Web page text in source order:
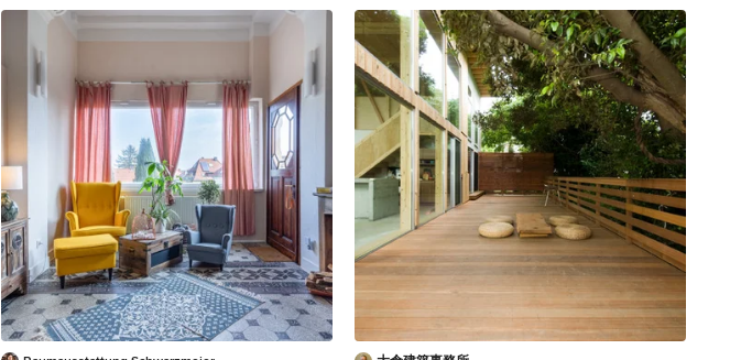
ventanas enrasadas en el exterior de fachada, pero
empleando materiales y sistemas contemporáneos
como la hoja oculta de aluminio, la plegable (ambas de
Cortizo) o la pérgola bioclimática de Saxun. En los
interiores se recupera la escalera original y se lavan los
pilares para llegar al hormigón. Se unen los espacios de
planta baja para crear un recorrido entre zonas de día.
Arriba se conserva el práctico espacio central, que hace
de lugar de encuentro entre las habitaciones,
potenciando su fuerza con la máxima apertura al balcón
canario a la fachada principal.